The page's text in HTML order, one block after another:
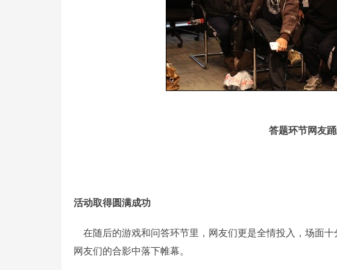
答题环节网友
活动取得圆满成功
在随后的游戏和问答环节里，网友们更是全情投入，场面
网友们的合影中落下帷幕。